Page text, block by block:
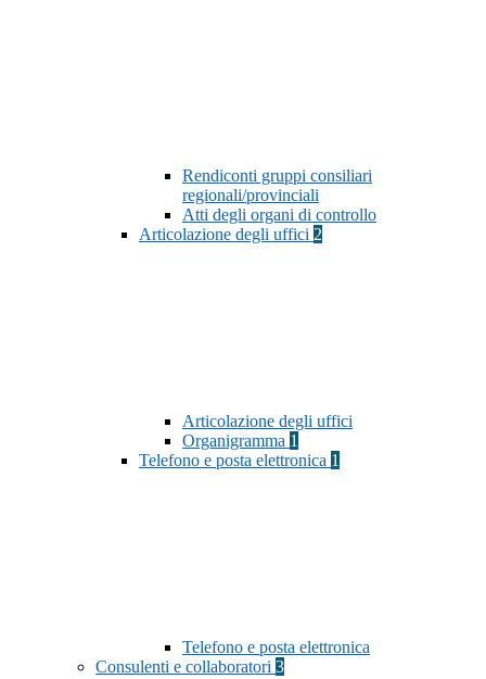
Rendiconti gruppi consiliari
regionali/provinciali
Atti degli organi di controllo
Articolazione degli uffici 2
Articolazione degli uffici
Organigramma 1
Telefono e posta elettronica 1
Telefono e posta elettronica
Consulenti e collaboratori 3